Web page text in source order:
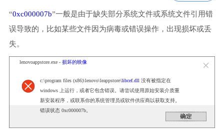
“0xc000007b”一般是由于缺失部分系统文件或系统文件引用错
误导致的，比如某些文件因为病毒或错误操作，出现损坏或丢
失。
lenovoappstore.exe - 损坏的映像
c:\program files (x86)\lenovo\leappstore\libcef.dll 没有被指定在
windows 上运行，或者它包含错误。请尝试使用原始安装介质重
新安装程序，或联系你的系统管理员或软件供应商以获取支持。
错误状态 0xc000007b。